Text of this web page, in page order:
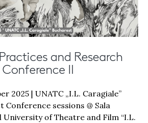
and Research
Conference II
2025 | UNATC „I.L. Caragiale”
Conference sessions @ Sala
University of Theatre and Film “I.L.